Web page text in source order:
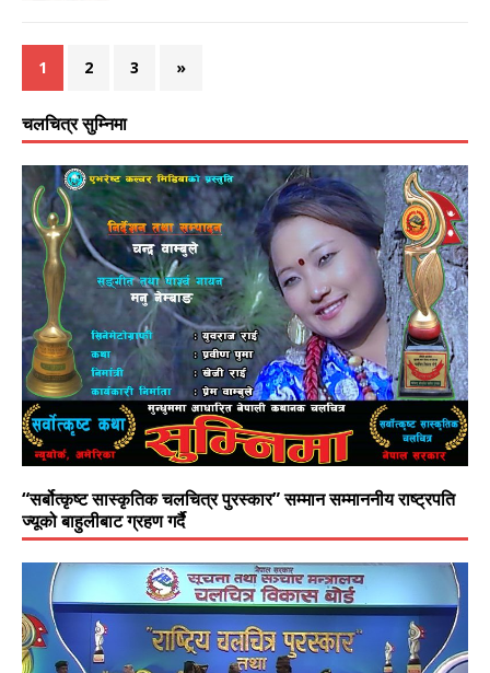
1 2 3 »
चलचित्र सुम्निमा
“सर्बोत्कृष्ट सास्कृतिक चलचित्र पुरस्कार” सम्मान सम्माननीय राष्ट्रपति
ज्यूको बाहुलीबाट ग्रहण गर्दै